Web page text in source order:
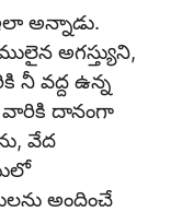
అన్నాడు.
అగస్త్యుని,
నీ వద్ద ఉన్న
వారికి దానంగా
వేద
అందించే